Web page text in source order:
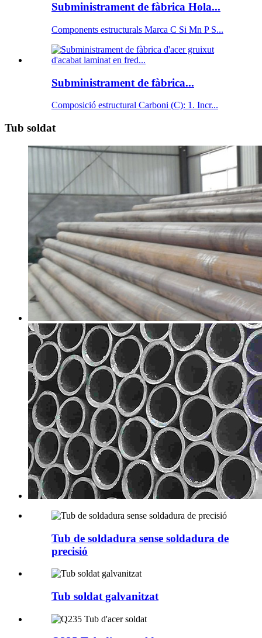
Subministrament de fàbrica Hola...
Components estructurals Marca C Si Mn P S...
Subministrament de fàbrica...
Composició estructural Carboni (C): 1. Incr...
Tub soldat
Tub de soldadura sense soldadura de
precisió
Tub soldat galvanitzat